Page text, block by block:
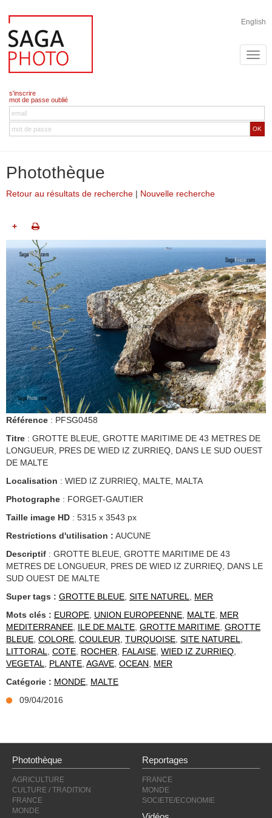
English
s'inscrire
mot de passe oublié
OK
Photothèque
Retour au résultats de recherche | Nouvelle recherche
+
Référence : PFSG0458
Titre : GROTTE BLEUE, GROTTE MARITIME DE 43 METRES DE
LONGUEUR, PRES DE WIED IZ ZURRIEQ, DANS LE SUD OUEST
DE MALTE
Localisation : WIED IZ ZURRIEQ, MALTE, MALTA
Photographe : FORGET-GAUTIER
Taille image HD : 5315 x 3543 px
Restrictions d'utilisation : AUCUNE
Descriptif : GROTTE BLEUE, GROTTE MARITIME DE 43
METRES DE LONGUEUR, PRES DE WIED IZ ZURRIEQ, DANS LE
SUD OUEST DE MALTE
Super tags : GROTTE BLEUE, SITE NATUREL, MER
Mots clés : EUROPE, UNION EUROPEENNE, MALTE, MER
MEDITERRANEE, ILE DE MALTE, GROTTE MARITIME, GROTTE
BLEUE, COLORE, COULEUR, TURQUOISE, SITE NATUREL,
LITTORAL, COTE, ROCHER, FALAISE, WIED IZ ZURRIEQ,
VEGETAL, PLANTE, AGAVE, OCEAN, MER
Catégorie : MONDE, MALTE
09/04/2016
Photothèque
AGRICULTURE
CULTURE / TRADITION
FRANCE
MONDE
Reportages
FRANCE
MONDE
SOCIETE/ECONOMIE